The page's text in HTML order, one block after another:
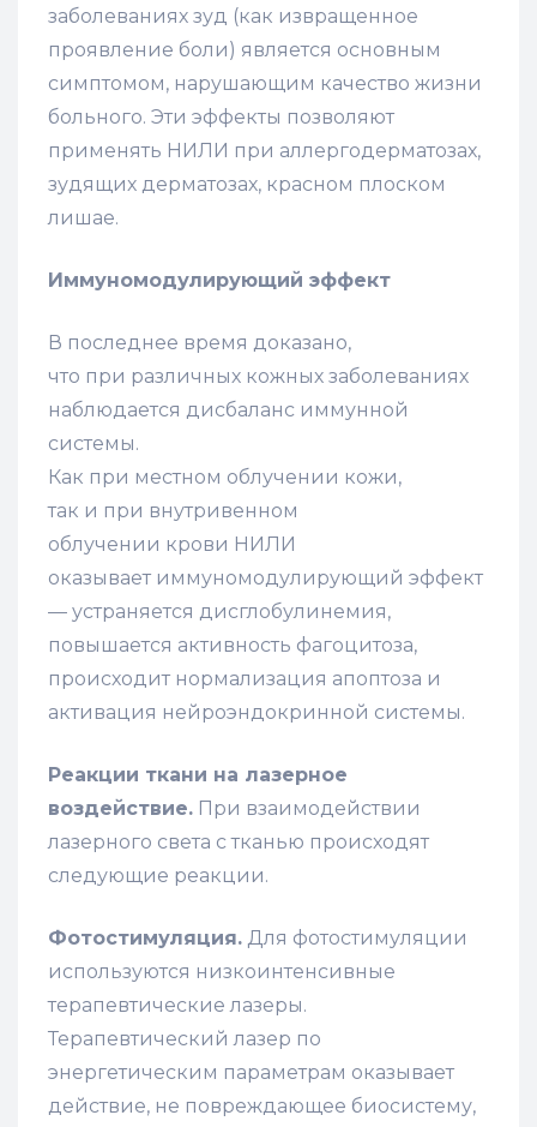
заболеваниях зуд (как извращенное
проявление боли) является основным
симптомом, нарушающим качество жизни
больного. Эти эффекты позволяют
применять НИЛИ при аллергодерматозах,
зудящих дерматозах, красном плоском
лишае.
Иммуномодулирующий эффект
В последнее время доказано,
что при различных кожных заболеваниях
наблюдается дисбаланс иммунной
системы.
Как при местном облучении кожи,
так и при внутривенном
облучении крови НИЛИ
оказывает иммуномодулирующий эффект
— устраняется дисглобулинемия,
повышается активность фагоцитоза,
происходит нормализация апоптоза и
активация нейроэндокринной системы.
Реакции ткани на лазерное
воздействие. При взаимодействии
лазерного света с тканью происходят
следующие реакции.
Фотостимуляция. Для фотостимуляции
используются низкоинтенсивные
терапевтические лазеры.
Терапевтический лазер по
энергетическим параметрам оказывает
действие, не повреждающее биосистему,